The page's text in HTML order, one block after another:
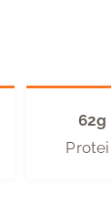
62g